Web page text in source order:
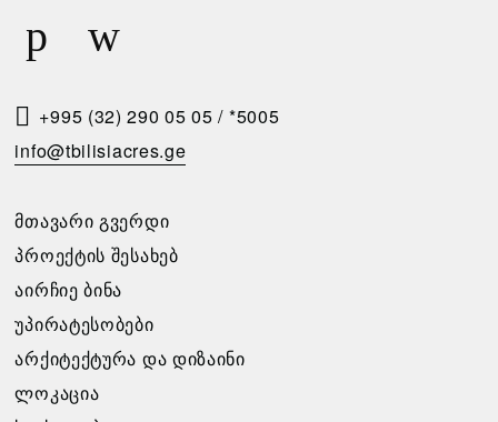
Ა
Რ
Ბ
Ი
Პ
Ი
Რ
Ო
Ბ
Ე
Ი
Ს
Ო
Თ
Ო
Ვ
Ნ
Ა
გთხოვთ
შეავსოთ
+995 (32) 290 05 05 / *5005
info@tbilisiacres.ge
ᲛᲗᲐᲕᲐᲠᲘ ᲒᲕᲔᲠᲓᲘ
ᲞᲠᲝᲔᲥᲢᲘᲡ ᲨᲔᲡᲐᲮᲔᲑ
ᲐᲘᲠᲩᲘᲔ ᲑᲘᲜᲐ
ᲣᲞᲘᲠᲐᲢᲔᲡᲝᲑᲔᲑᲘ
ᲐᲠᲥᲘᲢᲔᲥᲢᲣᲠᲐ ᲓᲐ ᲓᲘᲖᲐᲘᲜᲘ
ᲚᲝᲙᲐᲪᲘᲐ